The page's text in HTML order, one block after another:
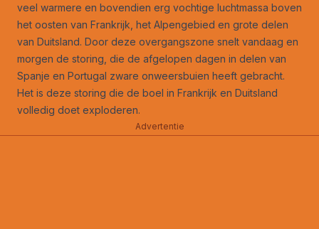
veel warmere en bovendien erg vochtige luchtmassa boven
het oosten van Frankrijk, het Alpengebied en grote delen
van Duitsland. Door deze overgangszone snelt vandaag en
morgen de storing, die de afgelopen dagen in delen van
Spanje en Portugal zware onweersbuien heeft gebracht.
Het is deze storing die de boel in Frankrijk en Duitsland
volledig doet exploderen.
Advertentie